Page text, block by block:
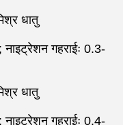
धातु
गहराईः 0.3-
धातु
गहराईः 0.4-